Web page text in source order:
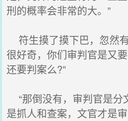
刑的概率会非常的大。”
符生摸了摸下巴，忽然
很好奇，你们审判官是又
还要判案么?”
“那倒没有，审判官是分
是抓人和查案，文官才是